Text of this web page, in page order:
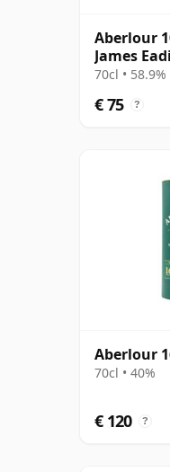
Aberlour
James
70cl • 58.9%
€ 75 ?
Aberlour
70cl • 40%
€ 120 ?